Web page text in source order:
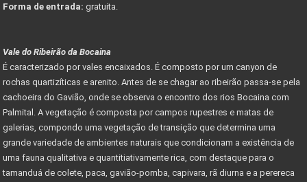
Forma de entrada: gratuita.
Vale do Ribeirão da Bocaina
É caracterizado por vales encaixados. É composto por um canyon de
rochas quartizíticas e arenito. Antes de se chagar ao ribeirão passa-se pela
cachoeira do Gavião, onde se observa o encontro dos rios Bocaina com
Palmital. A vegetação é composta por campos rupestres e matas de
galerias, compondo uma vegetação de transição que determina uma
grande variedade de ambientes naturais que condicionam a existência de
uma fauna qualitativa e quantitiativamente rica, com destaque para o
tamanduá de colete, paca, gavião-pomba, capivara, rã diurna e a perereca